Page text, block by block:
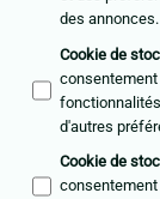
des annonces.
Cookie de
d'autres
Cookie de